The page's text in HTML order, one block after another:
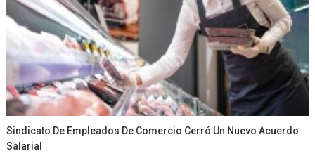
Sindicato De Empleados De Comercio Cerró Un Nuevo Acuerdo
Salarial